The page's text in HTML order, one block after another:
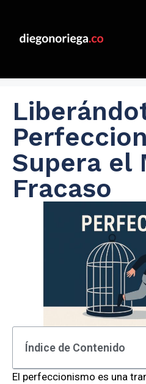
Supera el
Fracaso
Índice de Contenido
El perfeccionismo es una